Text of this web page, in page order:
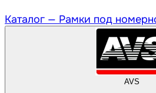
Каталог — Рамки под
AVS